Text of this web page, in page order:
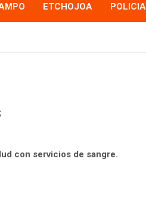
ETCHOJOA
con servicios de sangre.